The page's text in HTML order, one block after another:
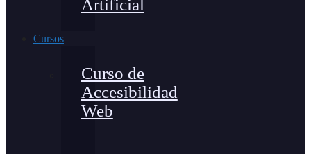
Artificial
Cursos
Curso de
Accesibilidad
Web